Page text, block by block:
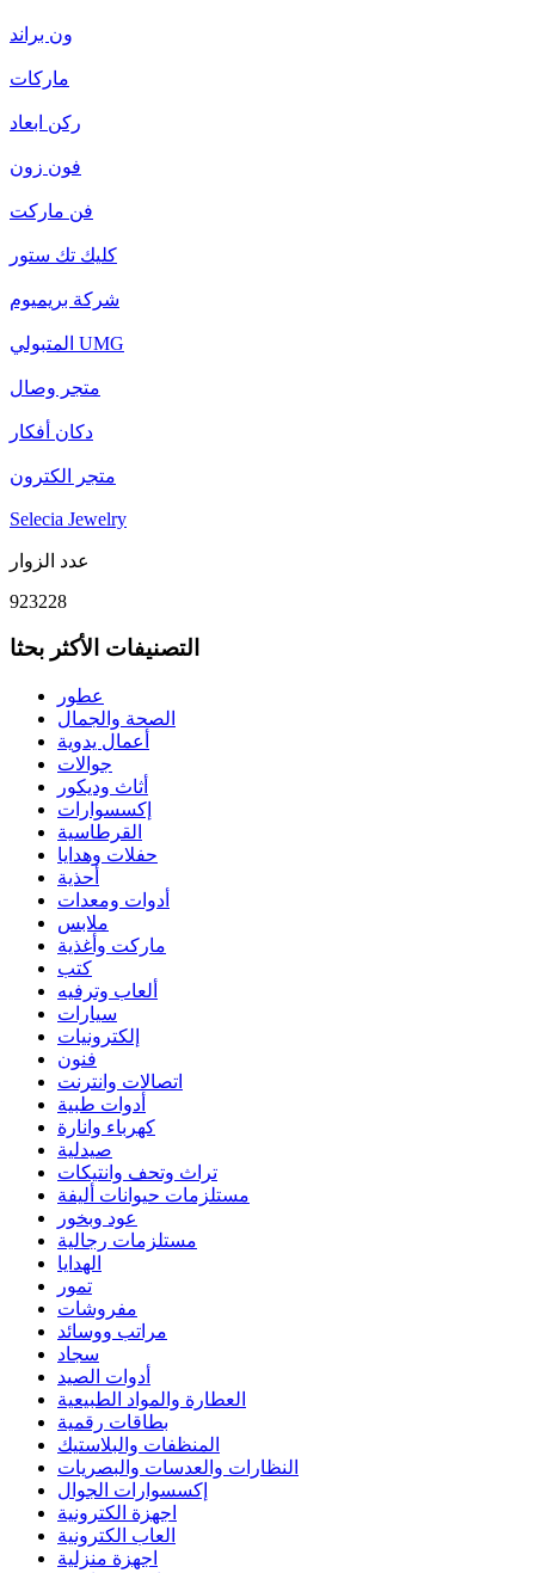
ون براند
ماركات
ركن ابعاد
فون زون
فن ماركت
كليك تك ستور
شركة بريميوم
المتبولي UMG
متجر وصال
دكان أفكار
متجر الكترون
Selecia Jewelry
عدد الزوار
923228
التصنيفات الأكثر بحثا
عطور
الصحة والجمال
أعمال يدوية
جوالات
أثاث وديكور
إكسسوارات
القرطاسية
حفلات وهدايا
أحذية
أدوات ومعدات
ملابس
ماركت وأغذية
كتب
ألعاب وترفيه
سيارات
إلكترونيات
فنون
اتصالات وانترنت
أدوات طبية
كهرباء وانارة
صيدلية
تراث وتحف وانتيكات
مستلزمات حيوانات أليفة
عود وبخور
مستلزمات رجالية
الهدايا
تمور
مفروشات
مراتب ووسائد
سجاد
أدوات الصيد
العطارة والمواد الطبيعية
بطاقات رقمية
المنظفات والبلاستيك
النظارات والعدسات والبصريات
إكسسوارات الجوال
اجهزة الكترونية
العاب الكترونية
اجهزة منزلية